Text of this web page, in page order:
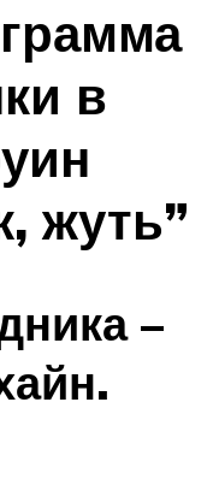
в
жуть”
–